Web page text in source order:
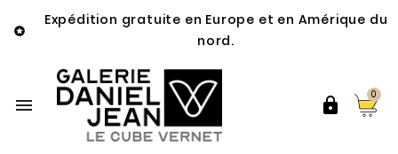

Expédition gratuite en Europe et en Amérique du
nord.
 
0